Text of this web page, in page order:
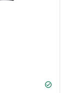
check_circle